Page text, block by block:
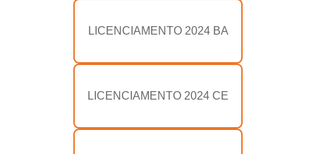
LICENCIAMENTO 2024 BA
LICENCIAMENTO 2024 CE